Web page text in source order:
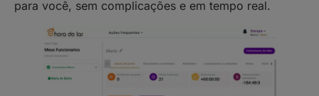
para você, sem complicações e em tempo real.